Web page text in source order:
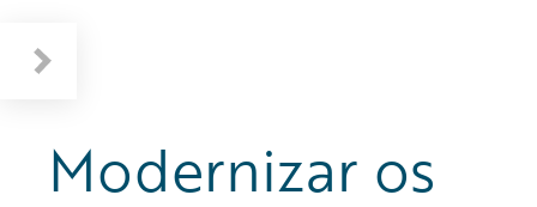
Modernizar os